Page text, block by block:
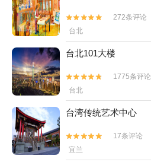


272条评论
台北
台北101大楼


1775条评论
台北
台湾传统艺术中心


17条评论
宜兰